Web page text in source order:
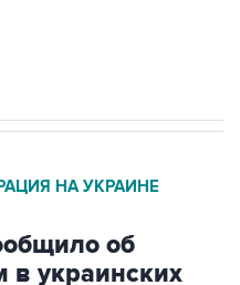
НА УКРАИНЕ
об
в украинских